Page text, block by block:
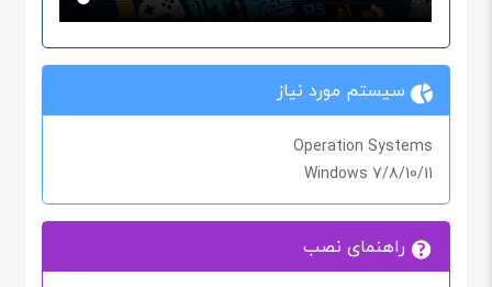
سیستم مورد نیاز
Operation Systems
Windows 7/8/10/11
راهنمای نصب